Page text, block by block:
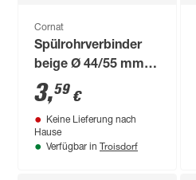
Cornat
Spülrohrverbinder
beige Ø 44/55 mm
für Euro-WC
3,59 €
Keine Lieferung nach
Hause
Verfügbar in Troisdorf